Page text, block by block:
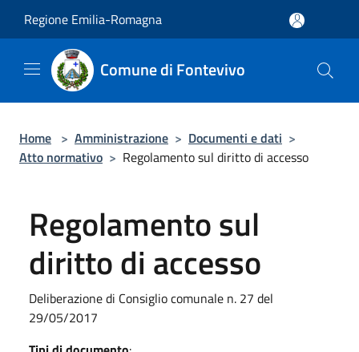
Regione Emilia-Romagna
Comune di Fontevivo
Home > Amministrazione > Documenti e dati >
Atto normativo > Regolamento sul diritto di accesso
Regolamento sul
diritto di accesso
Deliberazione di Consiglio comunale n. 27 del
29/05/2017